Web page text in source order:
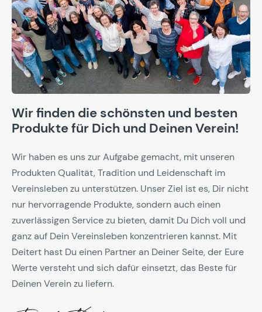
Wir finden die schönsten und besten
Produkte für Dich und Deinen Verein!
Wir haben es uns zur Aufgabe gemacht, mit unseren
Produkten Qualität, Tradition und Leidenschaft im
Vereinsleben zu unterstützen. Unser Ziel ist es, Dir nicht
nur hervorragende Produkte, sondern auch einen
zuverlässigen Service zu bieten, damit Du Dich voll und
ganz auf Dein Vereinsleben konzentrieren kannst. Mit
Deitert hast Du einen Partner an Deiner Seite, der Eure
Werte versteht und sich dafür einsetzt, das Beste für
Deinen Verein zu liefern.